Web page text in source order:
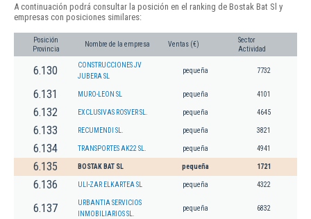
A continuación podrá consultar la posición en el ranking de Bostak Bat Sl y
empresas con posiciones similares:
Posición
Provincia
Nombre de la empresa Ventas (€)
Sector
Actividad
6.130
CONSTRUCCIONES JV
JUBERA SL
pequeña 7732
6.131 MURO-LEON SL pequeña 4101
6.132 EXCLUSIVAS ROSVER SL. pequeña 4645
6.133 RECUMENDI SL. pequeña 3821
6.134 TRANSPORTES AK22 SL. pequeña 4941
6.135 BOSTAK BAT SL pequeña 1721
6.136 ULI-ZAR ELKARTEA SL pequeña 4322
6.137
URBANTIA SERVICIOS
INMOBILIARIOS SL.
pequeña 6832